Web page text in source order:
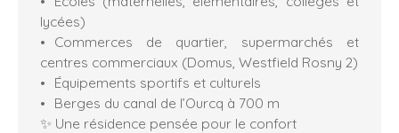
lycées)
Commerces de quartier, supermarchés et
centres commerciaux (Domus, Westfield Rosny 2)
Équipements sportifs et culturels
Berges du canal de l’Ourcq à 700 m
✨ Une résidence pensée pour le confort